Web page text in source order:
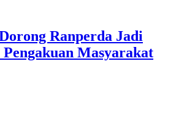
Ranperda Jadi
Masyarakat